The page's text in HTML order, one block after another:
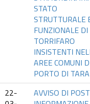
STATO
STRUTTURALE
FUNZIONALE
TORRIFARO
INSISTENTI
AREE COMUNI
PORTO DI
22-
AVVISO DI POST